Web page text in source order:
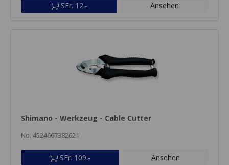
SFr. 12.- Ansehen
Shimano - Werkzeug - Cable Cutter
No. 4524667382621
SFr. 109.- Ansehen